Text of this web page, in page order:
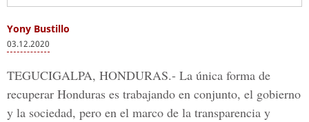
Yony Bustillo
03.12.2020
TEGUCIGALPA, HONDURAS.- La única forma de
recuperar Honduras es trabajando en conjunto, el gobierno
y la sociedad, pero en el marco de la transparencia y